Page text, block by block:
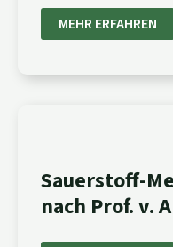
MEHR ERFAHREN
Sauerstoff-
nach Prof. v.
NACH
PROF.
V.
ARDENNE